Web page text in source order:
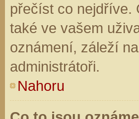
přečíst co nejdříve.
také ve vašem
oznámení, záleží
administrátoři.
Nahoru